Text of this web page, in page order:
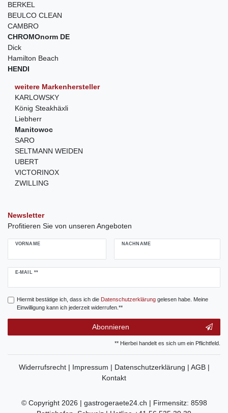
BERKEL
BEULCO CLEAN
CAMBRO
CHROMOnorm DE
Dick
Hamilton Beach
HENDI
weitere Markenhersteller
KARLOWSKY
König Steakhäxli
Liebherr
Manitowoc
SARO
SELTMANN WEIDEN
UBERT
VICTORINOX
ZWILLING
Newsletter
Profitieren Sie von unseren Angeboten
VORNAME NACHNAME
E-MAIL **
Newsletter
Hiermit bestätige ich, dass ich die Daten­schutz­erklärunggelesen habe. Meine
Einwilligung kann ich jederzeit widerrufen.**
Abonnieren
** Hierbei handelt es sich um ein Pflichtfeld.
Widerrufsrecht | Impressum | Datenschutzerklärung | AGB |
Kontakt
© Copyright 2026 | gastrogeraete24.ch | Firmensitz: 8598